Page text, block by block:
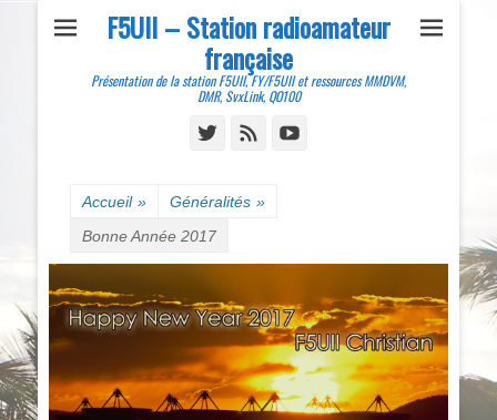
F5UII – Station radioamateur
française
Présentation de la station F5UII, FY/F5UII et ressources MMDVM,
DMR, SvxLink, QO100
TwitterFeed
Accueil » Généralités »
Bonne Année 2017